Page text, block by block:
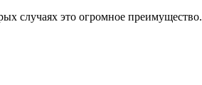
случаях это огромное преимущество.